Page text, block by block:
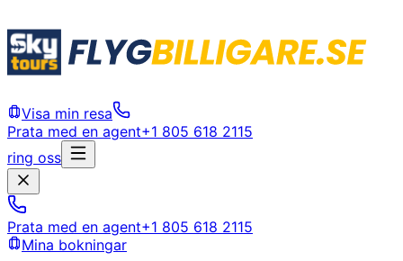
Visa min resa
Prata med en agent+1 805 618 2115
ring oss
Prata med en agent+1 805 618 2115
Mina bokningar